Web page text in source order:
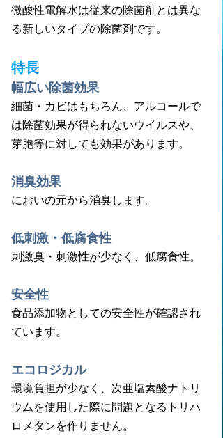
微酸性電解水は従来の除菌剤とは異な
る新しいタイプの除菌剤です。
特長
幅広い除菌効果
細菌・カビはもちろん、アルコールで
は除菌効果が得られないウイルスや、
芽胞等に対しても効果があります。
消臭効果
においの元から消臭します。
低刺激・低腐食性
刺激臭・刺激性が少なく、低腐食性。
安全性
食品添加物としての安全性が確認され
ています。
エコロジカル
環境負担が少なく、次亜塩素酸ナトリ
ウムを使用した際に問題となるトリハ
ロメタンを作りません。